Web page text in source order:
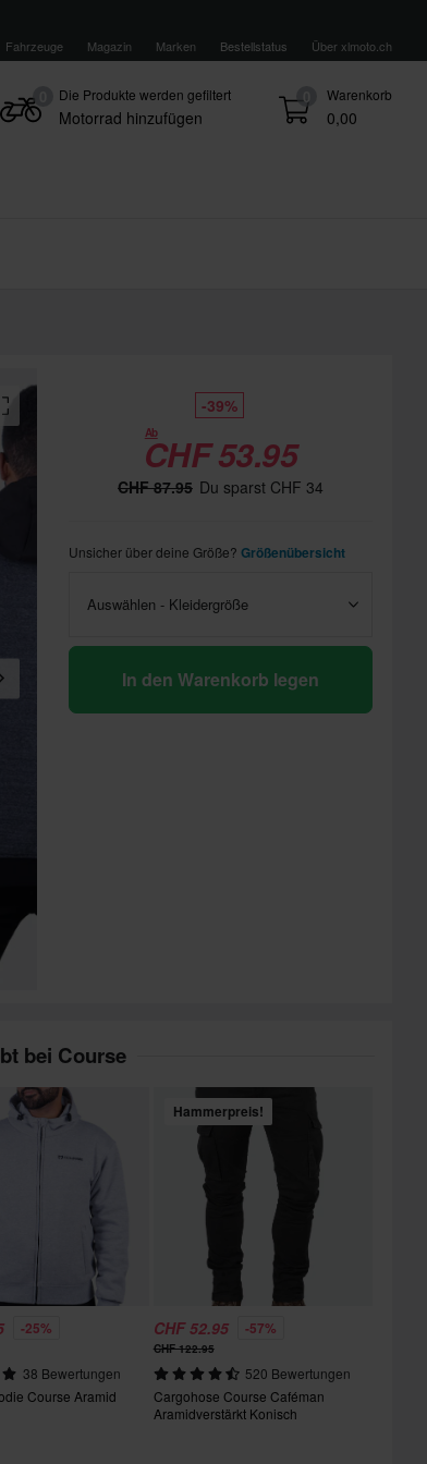
Fahrzeuge Magazin Marken Bestellstatus Über xlmoto.ch
0 Warenkorb
0,00
Die Produkte werden gefiltert
Motorrad hinzufügen
-39%
Ab
CHF 53.95
CHF 87.95 Du sparst CHF 34
Unsicher über deine Größe? Größenübersicht
Auswählen - Kleidergröße
In den Warenkorb legen
bei Course
-25%
38 Bewertungen
Course Aramid
Hammerpreis!
CHF 52.95 -57%
CHF 122.95
520 Bewertungen
Cargohose Course Caféman
Aramidverstärkt Konisch